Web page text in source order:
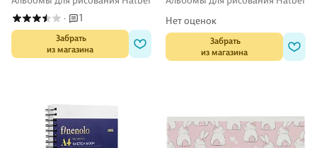
· 1
Забрать
из магазина
Нет оценок
Забрать
из магазина